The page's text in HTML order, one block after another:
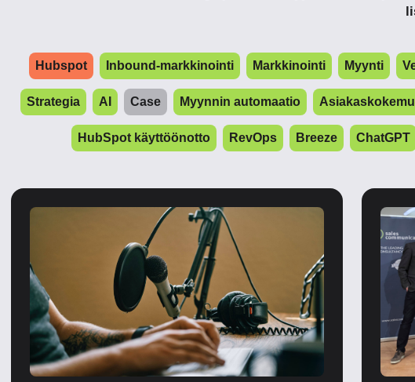
Hubspot Inbound-markkinointi Markkinointi Myynti
Strategia AI Case Myynnin automaatio
HubSpot käyttöönotto RevOps Breeze ChatGPT